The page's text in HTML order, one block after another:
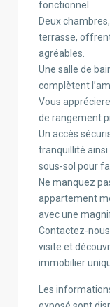
fonctionnel.
Deux
terrasse,
agréables.
Une salle de
complètent
Vous
de rangement
Un accès
tranquillité ainsi
sous-sol pour
Ne manquez
appartement
avec une
Contactez-
visite et
immobilier
Les